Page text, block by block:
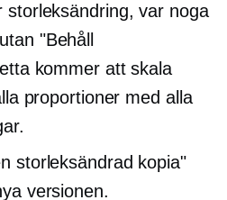
storleksändring, var noga
"Behåll
kommer att skala
proportioner med alla
storleksändrad kopia"
versionen.